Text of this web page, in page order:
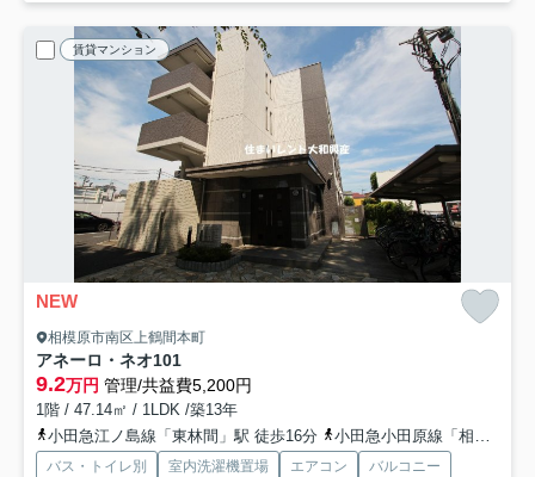
賃貸マンション
NEW
相模原市南区上鶴間本町
アネーロ・ネオ101
9.2万円 管理/共益費5,200円
1階 / 47.14㎡ / 1LDK /築13年
小田急江ノ島線「東林間」駅 徒歩16分
小田急小田原線「相模大野」駅 徒歩22分
バス・トイレ別 室内洗濯機置場 エアコン
バルコニー